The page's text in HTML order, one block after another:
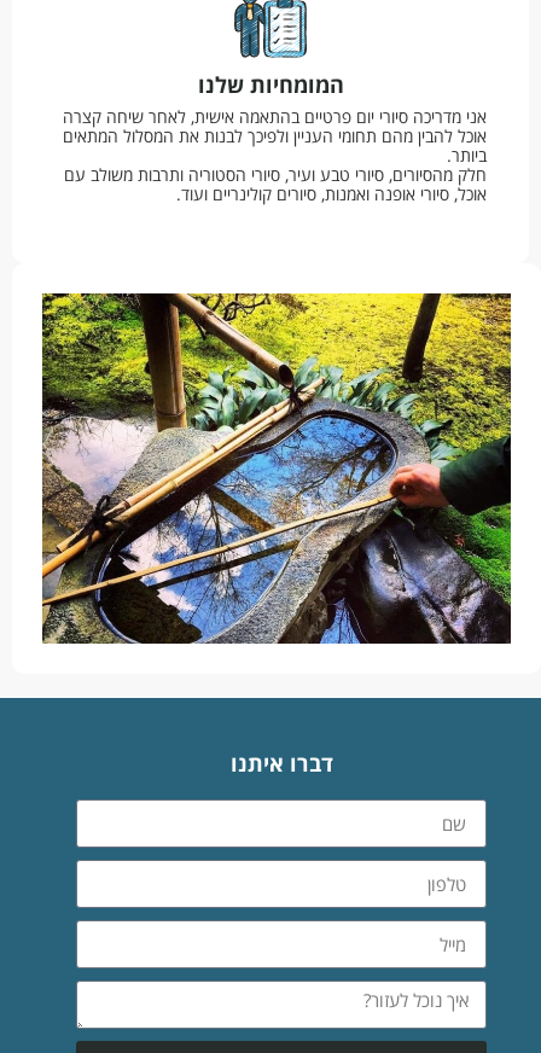
המומחיות שלנו
אני מדריכה סיורי יום פרטיים בהתאמה אישית, לאחר שיחה קצרה
אוכל להבין מהם תחומי העניין ולפיכך לבנות את המסלול המתאים
ביותר.
חלק מהסיורים, סיורי טבע ועיר, סיורי הסטוריה ותרבות משולב עם
אוכל, סיורי אופנה ואמנות, סיורים קולינריים ועוד.
דברו איתנו